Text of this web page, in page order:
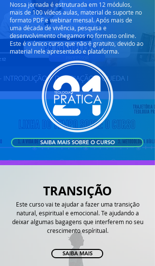
Nossa jornada é estruturada em 12 módulos,
mais de 100 vídeos aulas, material de suporte no
formato PDF e webinar mensal. Após mais de
uma década de vivência, pesquisa e
desenvolvimento chegamos no formato online.
Este é o único curso que não é gratuito, devido ao
material nele apresentado e plataforma.
SAIBA MAIS SOBRE O CURSO
TRANSIÇÃO
Este curso vai te ajudar a fazer uma transição
natural, espiritual e emocional. Te ajudando a
deixar algumas bagagens que interferem no seu
crescimento espíritual.
SAIBA MAIS